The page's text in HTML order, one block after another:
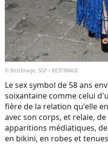
© BestImage, SGP / BESTIMAGE
Le sex symbol de 58 ans
soixantaine comme celui
fière de la relation qu'elle
avec son corps, et relaie,
apparitions médiatiques,
en bikini, en robes et